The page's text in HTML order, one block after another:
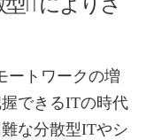
ートワークの増
できるITの時代
な分散型ITやシ